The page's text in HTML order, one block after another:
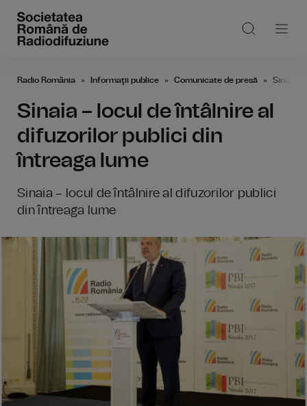
Radio România Informaţii publice Comunicate de presă Sinaia –
Sinaia – locul de întâlnire al
difuzorilor publici din
întreaga lume
Sinaia – locul de întâlnire al difuzorilor publici
din întreaga lume